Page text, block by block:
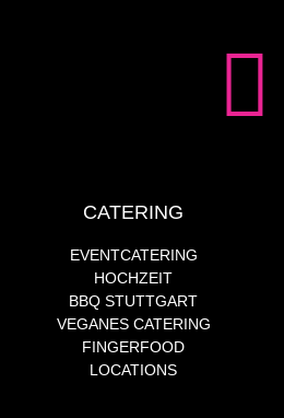
CATERING
EVENTCATERING
HOCHZEIT
BBQ STUTTGART
VEGANES CATERING
FINGERFOOD
LOCATIONS